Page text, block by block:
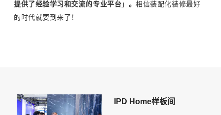
提供了经验学习和交流的专业平台 」 。相信装配化装修最好
的时代就要到来了！
IPD Home样板间